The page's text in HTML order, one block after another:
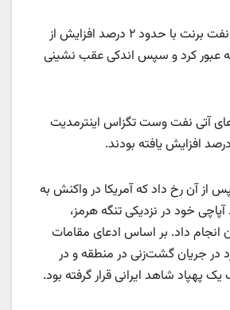
در معاملات امروز، نفت برنت با حدود ۲ درصد افزایش از
عبور کرد و سپس اندکی عقب نشینی
آتی نفت وست تگزاس اینترمدیت
افزایش یافته بودند.
از آن رخ داد که آمریکا در واکنش به
خود در نزدیکی تنگه هرمز،
انجام داد. بر اساس ادعای مقامات
در جریان گشت‌زنی در منطقه و در
پهپاد شاهد ایرانی قرار گرفته بود.